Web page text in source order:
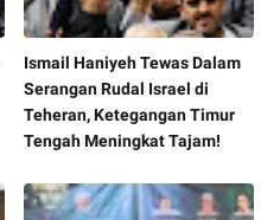
Ismail Haniyeh Tewas Dalam
Serangan Rudal Israel di
Teheran, Ketegangan Timur
Tengah Meningkat Tajam!